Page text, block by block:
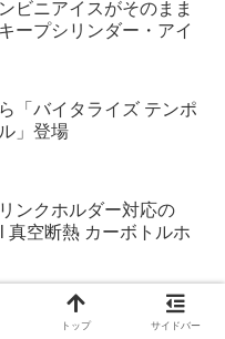
ビニアイスがそのまま
ープシリンダー・アイ
「バイタライズ テンポ
」登場
ンクホルダー対応の
真空断熱 カーボトルホ
年新商品「ファイア
トップ サイドバー